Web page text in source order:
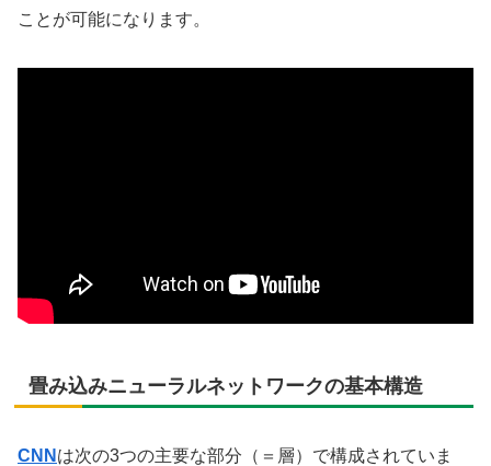
ことが可能になります。
畳み込みニューラルネットワークの基本構造
CNN は次の3つの主要な部分（＝層）で構成されていま